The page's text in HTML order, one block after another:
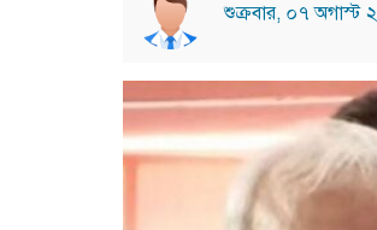
শুক্রবার, ০৭ অগাস্ট